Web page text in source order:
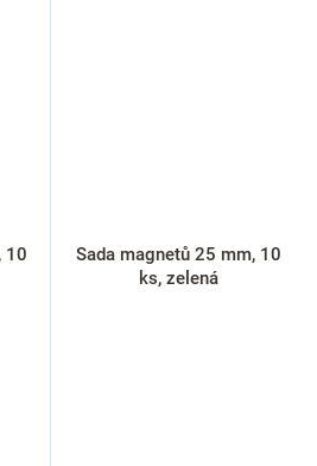
10
Sada magnetů 25 mm, 10
ks, zelená